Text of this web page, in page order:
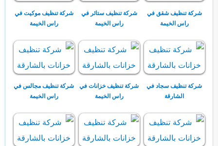
شركة تنظيف شقق في
راس الخيمة
شركة تنظيف ستائر في
راس الخيمة
شركة تنظيف موكيت في
راس الخيمة
شركة تنظيف سجاد في
الشارقة
شركة تنظيف خزانات في
راس الخيمة
شركة تنظيف مجالس في
راس الخيمة